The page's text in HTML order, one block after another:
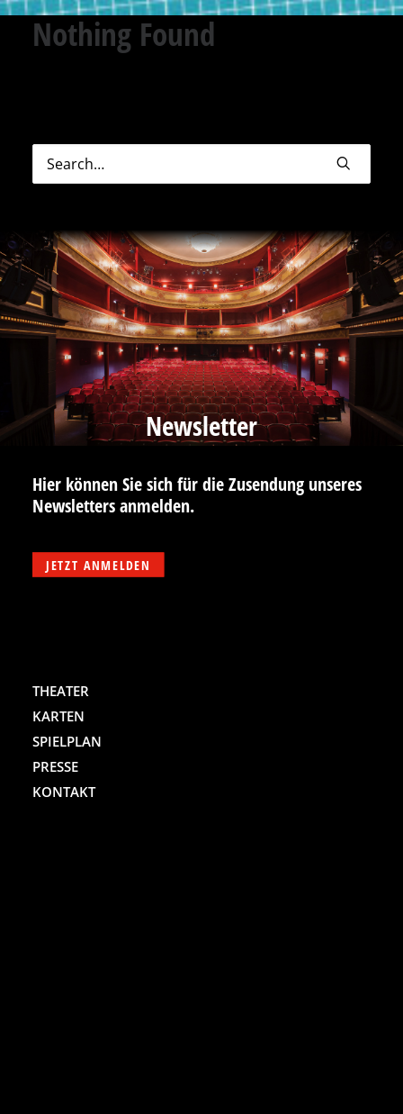
Nothing Found
Newsletter
Hier können Sie sich für die Zusendung unseres
Newsletters anmelden.
JETZT ANMELDEN
THEATER
KARTEN
SPIELPLAN
PRESSE
KONTAKT